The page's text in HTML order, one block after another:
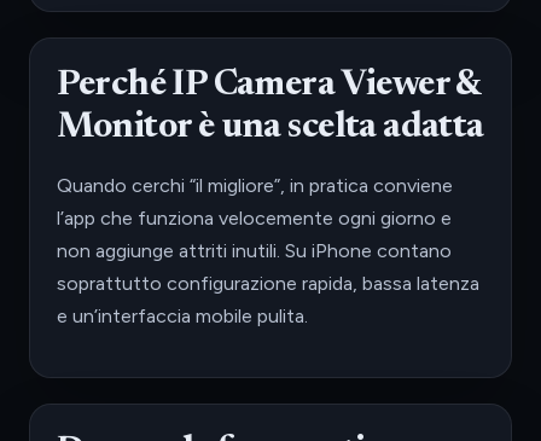
Perché IP Camera Viewer &
Monitor è una scelta adatta
Quando cerchi “il migliore”, in pratica conviene
l’app che funziona velocemente ogni giorno e
non aggiunge attriti inutili. Su iPhone contano
soprattutto configurazione rapida, bassa latenza
e un’interfaccia mobile pulita.